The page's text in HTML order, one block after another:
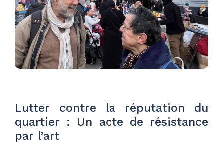
Lutter contre la réputation du
quartier : Un acte de résistance
par l’art